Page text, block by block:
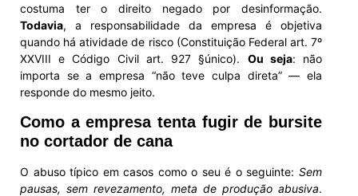
costuma ter o direito negado por desinformação.
Todavia, a responsabilidade da empresa é objetiva
quando há atividade de risco (Constituição Federal art. 7º
XXVIII e Código Civil art. 927 §único). Ou seja: não
importa se a empresa “não teve culpa direta” — ela
responde do mesmo jeito.
Como a empresa tenta fugir de bursite
no cortador de cana
O abuso típico em casos como o seu é o seguinte: Sem
pausas, sem revezamento, meta de produção abusiva.